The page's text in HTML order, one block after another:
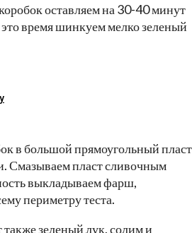
оставляем на 30-40 минут
время шинкуем мелко зеленый
в большой прямоугольный пласт
Смазываем пласт сливочным
выкладываем фарш,
периметру теста.
зеленый лук, солим и